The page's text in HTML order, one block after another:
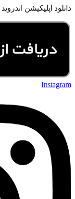
دانلود اپلیکیشن اندروید
Instagram